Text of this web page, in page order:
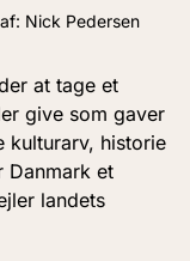
Nick Pedersen
at tage et
give som gaver
kulturarv, historie
Danmark et
landets